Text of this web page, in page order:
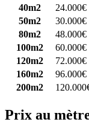
40m2
24.000€
50m2
30.000€
80m2
48.000€
100m2
60.000€
120m2
72.000€
160m2
96.000€
200m2
Prix au